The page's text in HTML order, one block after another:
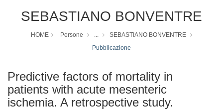
SEBASTIANO BONVENTRE
HOME Persone ...
SEBASTIANO BONVENTRE
Pubblicazione
Predictive factors of mortality in
patients with acute mesenteric
ischemia. A retrospective study.